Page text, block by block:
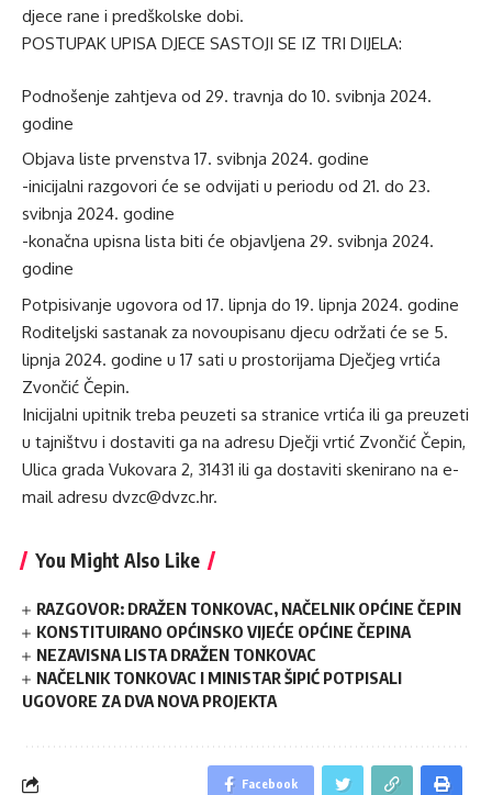
djece rane i predškolske dobi.
POSTUPAK UPISA DJECE SASTOJI SE IZ TRI DIJELA:
Podnošenje zahtjeva od 29. travnja do 10. svibnja 2024.
godine
Objava liste prvenstva 17. svibnja 2024. godine
-inicijalni razgovori će se odvijati u periodu od 21. do 23.
svibnja 2024. godine
-konačna upisna lista biti će objavljena 29. svibnja 2024.
godine
Potpisivanje ugovora od 17. lipnja do 19. lipnja 2024. godine
Roditeljski sastanak za novoupisanu djecu održati će se 5.
lipnja 2024. godine u 17 sati u prostorijama Dječjeg vrtića
Zvončić Čepin.
Inicijalni upitnik treba peuzeti sa stranice vrtića ili ga preuzeti
u tajništvu i dostaviti ga na adresu Dječji vrtić Zvončić Čepin,
Ulica grada Vukovara 2, 31431 ili ga dostaviti skenirano na e-
mail adresu dvzc@dvzc.hr.
You Might Also Like
RAZGOVOR: DRAŽEN TONKOVAC, NAČELNIK OPĆINE ČEPIN
KONSTITUIRANO OPĆINSKO VIJEĆE OPĆINE ČEPINA
NEZAVISNA LISTA DRAŽEN TONKOVAC
NAČELNIK TONKOVAC I MINISTAR ŠIPIĆ POTPISALI
UGOVORE ZA DVA NOVA PROJEKTA
Facebook